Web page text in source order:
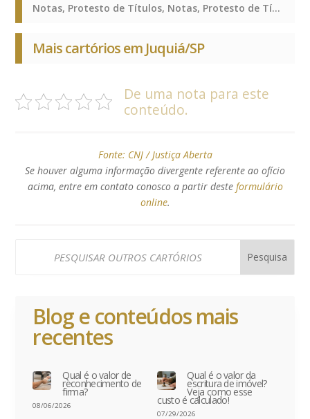
Notas, Protesto de Títulos, Notas, Protesto de Títulos, Notas, Protesto de Títulos
Mais cartórios em Juquiá/SP
De uma nota para este
conteúdo.
Fonte: CNJ / Justiça Aberta
Se houver alguma informação divergente referente ao ofício
acima, entre em contato conosco a partir deste formulário
online.
Blog e conteúdos mais
recentes
Qual é o valor de
reconhecimento de
firma?
08/06/2026
Qual é o valor da
escritura de imóvel?
Veja como esse
custo é calculado!
07/29/2026